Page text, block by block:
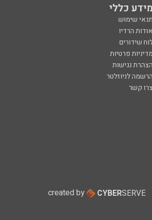
מידע כללי
תנאי שימוש
אודות הרדיו
שידורים
מדיניות פרטיות
הצהרת נגישות
הרשמה לניוזלטר
צרו קשר
created by CYBERSERVE